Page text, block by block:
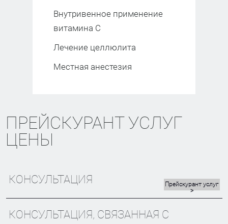
Внутривенное применение
витамина С
Лечение целлюлита
Местная анестезия
ПРЕЙСКУРАНТ УСЛУГ
ЦЕНЫ
КОНСУЛЬТАЦИЯ
Прейскурант услуг
>
КОНСУЛЬТАЦИЯ, СВЯЗАННАЯ С